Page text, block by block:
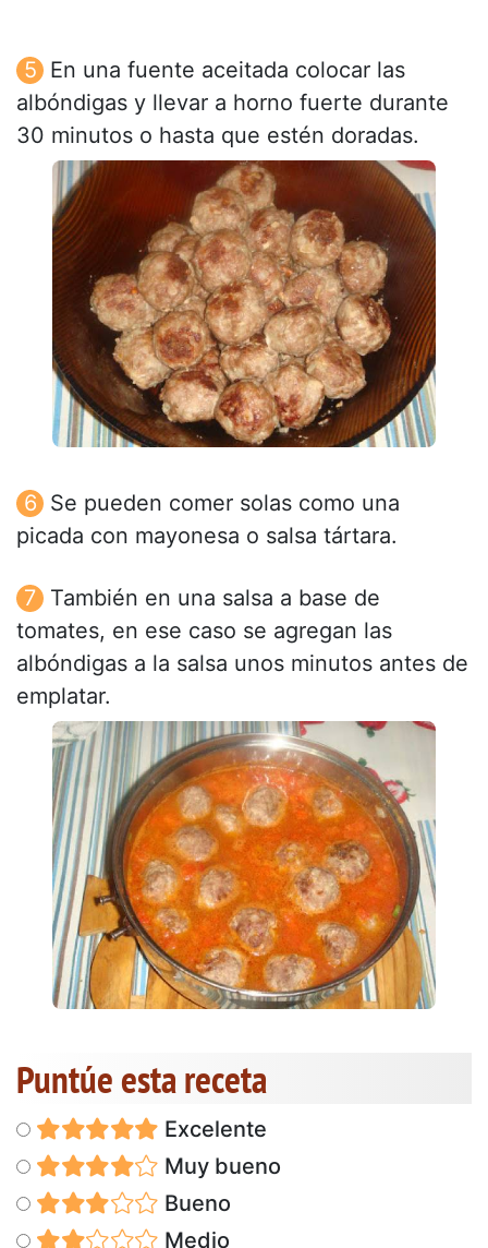
En una fuente aceitada colocar las
albóndigas y llevar a horno fuerte durante
30 minutos o hasta que estén doradas.
Se pueden comer solas como una
picada con mayonesa o salsa tártara.
También en una salsa a base de
tomates, en ese caso se agregan las
albóndigas a la salsa unos minutos antes de
emplatar.
Puntúe esta receta
Excelente
Muy bueno
Bueno
Medio